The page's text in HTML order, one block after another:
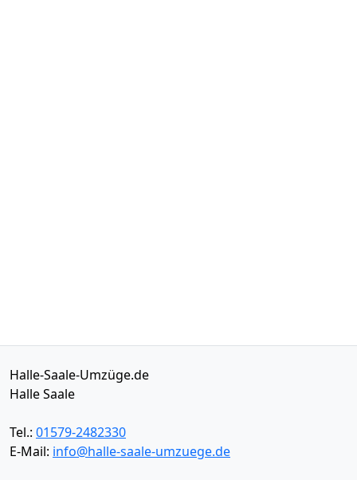
Halle-Saale-Umzüge.de
Halle Saale
Tel.: 01579-2482330
E-Mail: info@halle-saale-umzuege.de